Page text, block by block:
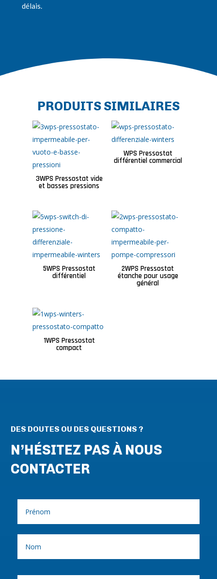
délais.
PRODUITS SIMILAIRES
3WPS Pressostat vide
et basses pressions
WPS Pressostat
différentiel commercial
5WPS Pressostat
différentiel
2WPS Pressostat
étanche pour usage
général
1WPS Pressostat
compact
DES DOUTES OU DES QUESTIONS ?
N’HÉSITEZ PAS À NOUS
CONTACTER